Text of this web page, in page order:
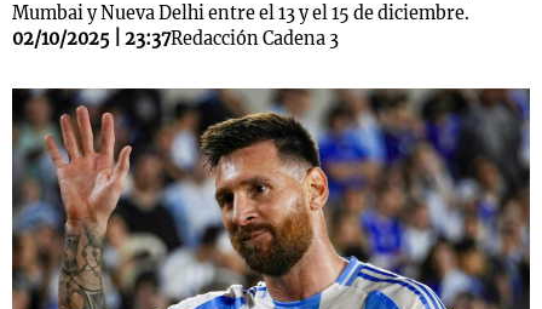
Mumbai y Nueva Delhi entre el 13 y el 15 de diciembre.
02/10/2025 | 23:37Redacción Cadena 3